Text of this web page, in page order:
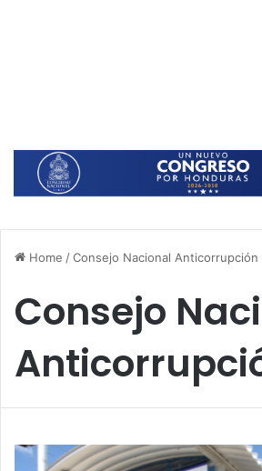
Home /Consejo Nacional Anticorrupción
Consejo